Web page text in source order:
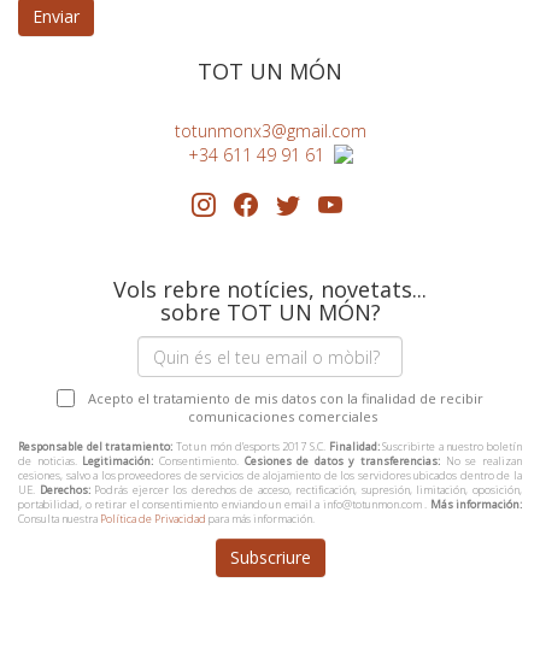
Enviar
TOT UN MÓN
totunmonx3@gmail.com
+34 611 49 91 61
Vols rebre notícies, novetats...
sobre TOT UN MÓN?
Acepto el tratamiento de mis datos con la finalidad de recibir
comunicaciones comerciales
Responsable del tratamiento: Tot un món d’esports 2017 S.C. Finalidad:Suscribirte a nuestro boletín
de noticias. Legitimación: Consentimiento. Cesiones de datos y transferencias: No se realizan
cesiones, salvo a los proveedores de servicios de alojamiento de los servidores ubicados dentro de la
UE. Derechos:Podrás ejercer los derechos de acceso, rectificación, supresión, limitación, oposición,
portabilidad, o retirar el consentimiento enviando un email a info@totunmon.com . Más información:
Consulta nuestra Política de Privacidad para más información.
Subscriure